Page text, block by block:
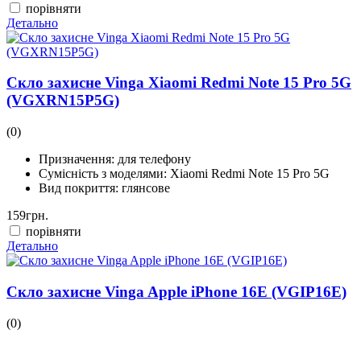
порівняти
Детально
Скло захисне Vinga Xiaomi Redmi Note 15 Pro 5G
(VGXRN15P5G)
(0)
Призначення: для телефону
Сумісність з моделями: Xiaomi Redmi Note 15 Pro 5G
Вид покриття: глянсове
159грн.
порівняти
Детально
Скло захисне Vinga Apple iPhone 16E (VGIP16E)
(0)